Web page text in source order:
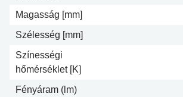
Magasság [mm]
Szélesség [mm]
Színességi
hőmérséklet [K]
Fényáram (lm)